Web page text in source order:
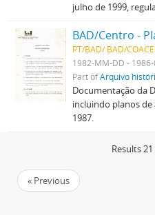
julho de 1999,
PT/BAD/ BAD/
1982-MM-DD -
Part ofArquivo
Documentação da
incluindo planos de
1987.
Results
« Previous